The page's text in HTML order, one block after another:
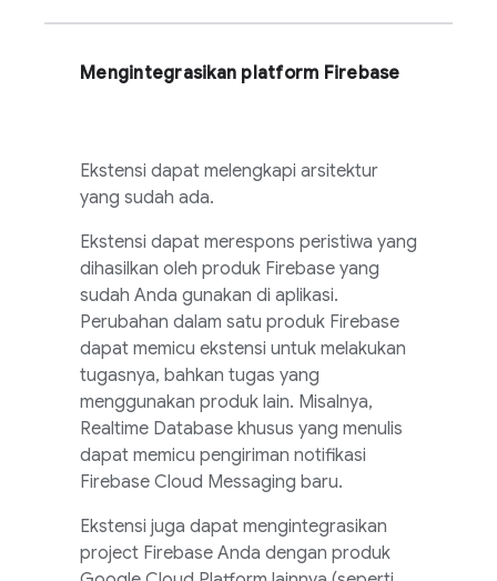
Mengintegrasikan platform Firebase
Ekstensi dapat melengkapi arsitektur
yang sudah ada.
Ekstensi dapat merespons peristiwa yang
dihasilkan oleh produk Firebase yang
sudah Anda gunakan di aplikasi.
Perubahan dalam satu produk Firebase
dapat memicu ekstensi untuk melakukan
tugasnya, bahkan tugas yang
menggunakan produk lain. Misalnya,
Realtime Database khusus yang menulis
dapat memicu pengiriman notifikasi
Firebase Cloud Messaging baru.
Ekstensi juga dapat mengintegrasikan
project Firebase Anda dengan produk